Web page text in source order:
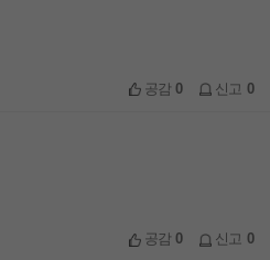
공감0 신고 0
공감0 신고 0